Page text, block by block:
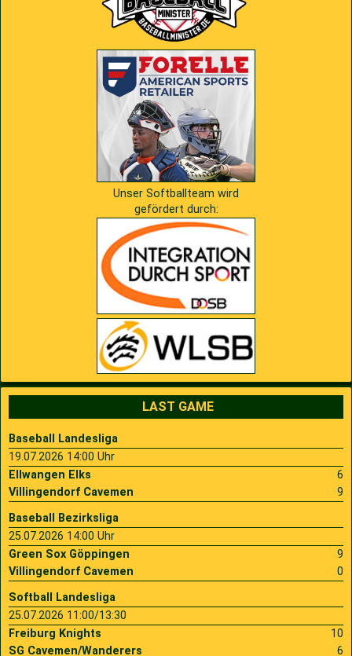
Unser Softballteam wird
gefördert durch:
LAST GAME
Baseball Landesliga
19.07.2026 14:00 Uhr
Ellwangen Elks
6
Villingendorf Cavemen
9
Baseball Bezirksliga
25.07.2026 14:00 Uhr
Green Sox Göppingen
9
Villingendorf Cavemen
0
Softball Landesliga
25.07.2026 11:00/13:30
Freiburg Knights
10
SG Cavemen/Wanderers
6